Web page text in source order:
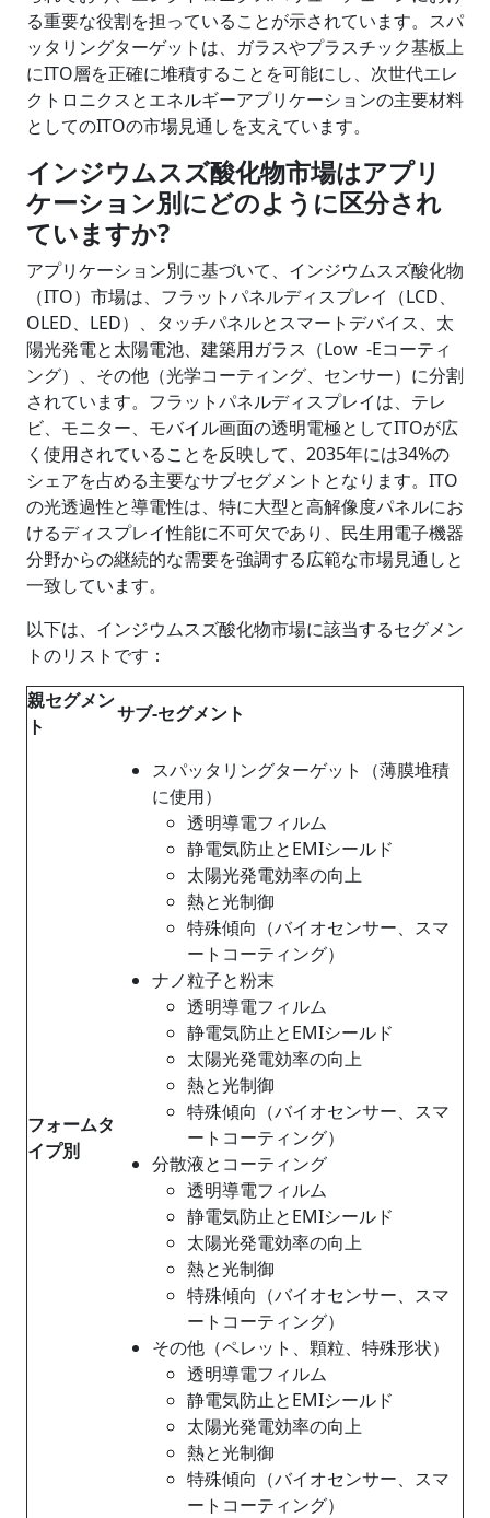
る重要な役割を担っていることが示されています。スパ
ッタリングターゲットは、ガラスやプラスチック基板上
にITO層を正確に堆積することを可能にし、次世代エレ
クトロニクスとエネルギーアプリケーションの主要材料
としてのITOの市場見通しを支えています。
インジウムスズ酸化物市場はアプリ
ケーション別にどのように区分され
ていますか?
アプリケーション別に基づいて、インジウムスズ酸化物
（ITO）市場は、フラットパネルディスプレイ（LCD、
OLED、LED）、タッチパネルとスマートデバイス、太
陽光発電と太陽電池、建築用ガラス（Low -Eコーティ
ング）、その他（光学コーティング、センサー）に分割
されています。フラットパネルディスプレイは、テレ
ビ、モニター、モバイル画面の透明電極としてITOが広
く使用されていることを反映して、2035年には34%の
シェアを占める主要なサブセグメントとなります。ITO
の光透過性と導電性は、特に大型と高解像度パネルにお
けるディスプレイ性能に不可欠であり、民生用電子機器
分野からの継続的な需要を強調する広範な市場見通しと
一致しています。
以下は、インジウムスズ酸化物市場に該当するセグメン
トのリストです：
親セグメン
ト
サブ‑セグメント
フォームタ
イプ別
スパッタリングターゲット（薄膜堆積
に使用）
透明導電フィルム
静電気防止とEMIシールド
太陽光発電効率の向上
熱と光制御
特殊傾向（バイオセンサー、スマ
ートコーティング）
ナノ粒子と粉末
透明導電フィルム
静電気防止とEMIシールド
太陽光発電効率の向上
熱と光制御
特殊傾向（バイオセンサー、スマ
ートコーティング）
分散液とコーティング
透明導電フィルム
静電気防止とEMIシールド
太陽光発電効率の向上
熱と光制御
特殊傾向（バイオセンサー、スマ
ートコーティング）
その他（ペレット、顆粒、特殊形状）
透明導電フィルム
静電気防止とEMIシールド
太陽光発電効率の向上
熱と光制御
特殊傾向（バイオセンサー、スマ
ートコーティング）